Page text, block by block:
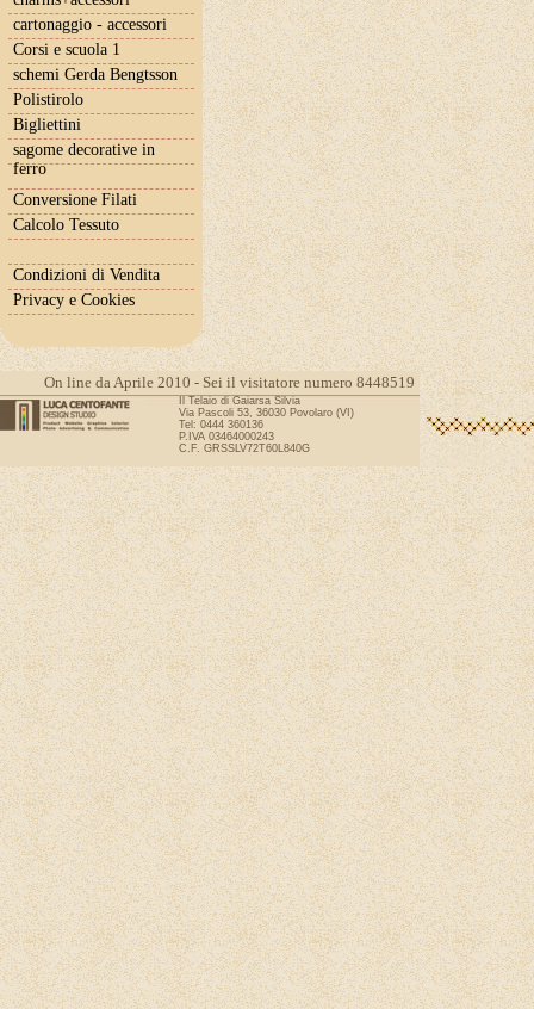
cartonaggio - accessori
Corsi e scuola 1
schemi Gerda Bengtsson
Polistirolo
Bigliettini
sagome decorative in
ferro
Conversione Filati
Calcolo Tessuto
Condizioni di Vendita
Privacy e Cookies
On line da Aprile 2010 - Sei il visitatore numero 8448519
Il Telaio di Gaiarsa Silvia
Via Pascoli 53, 36030 Povolaro (VI)
Tel: 0444 360136
P.IVA 03464000243
C.F. GRSSLV72T60L840G